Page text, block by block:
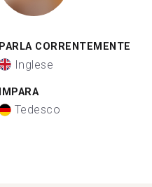
PARLA CORRENTEMENTE
Inglese
IMPARA
Tedesco